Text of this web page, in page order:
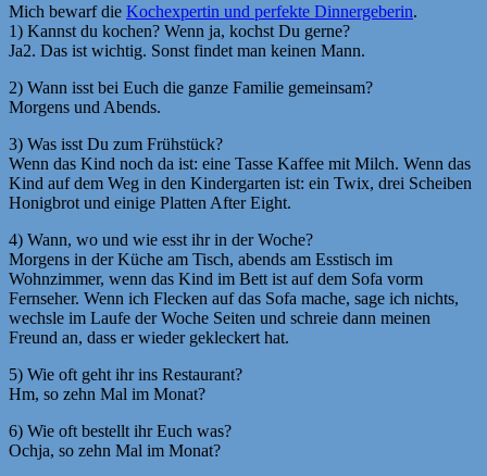
Mich bewarf die Kochexpertin und perfekte Dinnergeberin.
1) Kannst du kochen? Wenn ja, kochst Du gerne?
Ja2. Das ist wichtig. Sonst findet man keinen Mann.
2) Wann isst bei Euch die ganze Familie gemeinsam?
Morgens und Abends.
3) Was isst Du zum Frühstück?
Wenn das Kind noch da ist: eine Tasse Kaffee mit Milch. Wenn das
Kind auf dem Weg in den Kindergarten ist: ein Twix, drei Scheiben
Honigbrot und einige Platten After Eight.
4) Wann, wo und wie esst ihr in der Woche?
Morgens in der Küche am Tisch, abends am Esstisch im
Wohnzimmer, wenn das Kind im Bett ist auf dem Sofa vorm
Fernseher. Wenn ich Flecken auf das Sofa mache, sage ich nichts,
wechsle im Laufe der Woche Seiten und schreie dann meinen
Freund an, dass er wieder gekleckert hat.
5) Wie oft geht ihr ins Restaurant?
Hm, so zehn Mal im Monat?
6) Wie oft bestellt ihr Euch was?
Ochja, so zehn Mal im Monat?